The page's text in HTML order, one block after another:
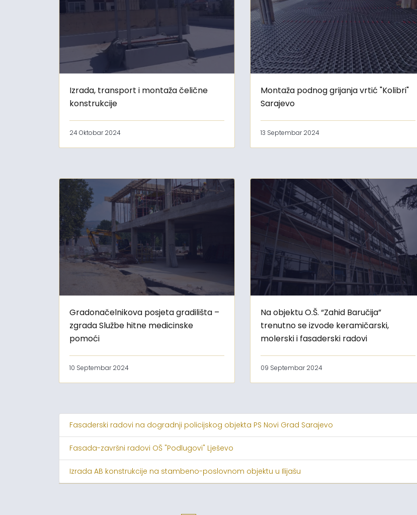
Izrada, transport i montaža čelične
konstrukcije
24 Oktobar 2024
Montaža podnog grijanja vrtić "Kolibri"
Sarajevo
13 Septembar 2024
Gradonačelnikova posjeta gradilišta –
zgrada Službe hitne medicinske
pomoći
10 Septembar 2024
Na objektu O.Š. “Zahid Baručija”
trenutno se izvode keramičarski,
molerski i fasaderski radovi
09 Septembar 2024
Fasaderski radovi na dogradnji policijskog objekta PS Novi Grad Sarajevo
Fasada-završni radovi OŠ "Podlugovi" Lješevo
Izrada AB konstrukcije na stambeno-poslovnom objektu u Ilijašu